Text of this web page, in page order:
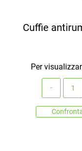
Cuffie
Per